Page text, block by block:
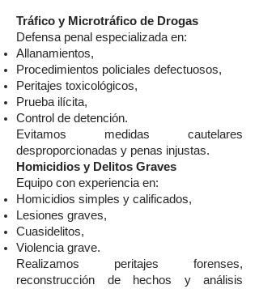
Tráfico y Microtráfico de Drogas
Defensa penal especializada en:
Allanamientos,
Procedimientos policiales defectuosos,
Peritajes toxicológicos,
Prueba ilícita,
Control de detención.
Evitamos medidas cautelares
desproporcionadas y penas injustas.
Homicidios y Delitos Graves
Equipo con experiencia en:
Homicidios simples y calificados,
Lesiones graves,
Cuasidelitos,
Violencia grave.
Realizamos peritajes forenses,
reconstrucción de hechos y análisis